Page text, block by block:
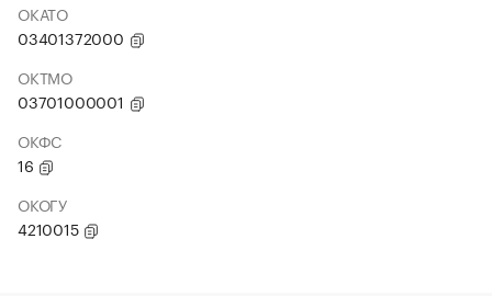
ОКАТО
03401372000
ОКТМО
03701000001
ОКФС
16
ОКОГУ
4210015